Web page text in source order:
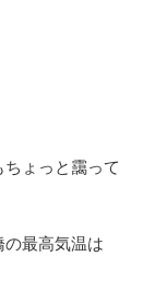
ょっと靄って
最高気温は